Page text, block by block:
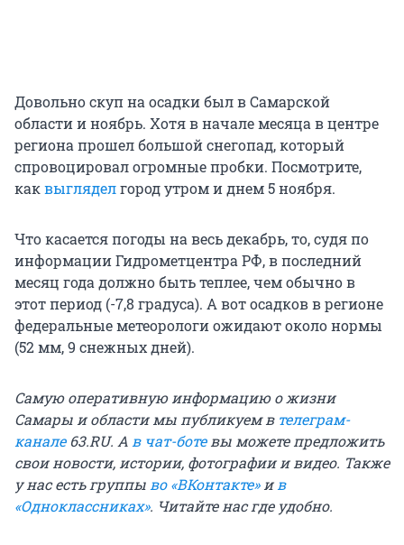
Довольно скуп на осадки был в Самарской
области и ноябрь. Хотя в начале месяца в центре
региона прошел большой снегопад, который
спровоцировал огромные пробки. Посмотрите,
каквыгляделгород утром и днем 5 ноября.
Что касается погоды на весь декабрь, то, судя по
информации Гидрометцентра РФ, в последний
месяц года должно быть теплее, чем обычно в
этот период (-7,8 градуса). А вот осадков в регионе
федеральные метеорологи ожидают около нормы
(52 мм, 9 снежных дней).
Самую оперативную информацию о жизни
Самары и области мы публикуем в телеграм-
канале63.RU. А в чат-ботевы можете предложить
свои новости, истории, фотографии и видео. Также
у нас есть группы во «ВКонтакте»и в
«Одноклассниках». Читайте нас где удобно.